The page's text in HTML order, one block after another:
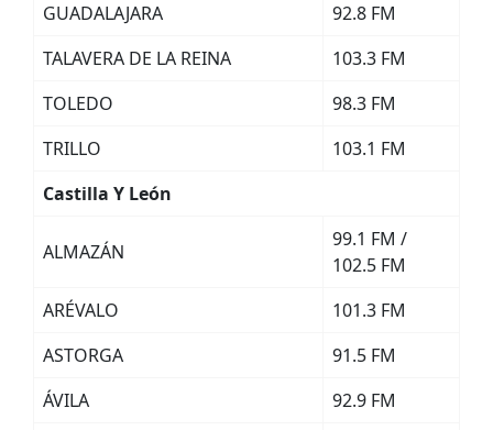
GUADALAJARA
92.8 FM
TALAVERA DE LA REINA
103.3 FM
TOLEDO
98.3 FM
TRILLO
103.1 FM
Castilla Y León
ALMAZÁN
99.1 FM /
102.5 FM
ARÉVALO
101.3 FM
ASTORGA
91.5 FM
ÁVILA
92.9 FM